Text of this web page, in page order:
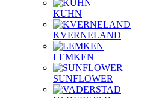
KUHN
KVERNELAND
LEMKEN
SUNFLOWER